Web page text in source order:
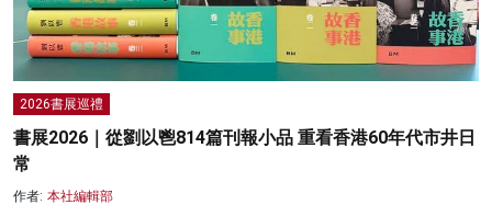
2026書展巡禮
書展2026｜從劉以鬯814篇刊報小品 重看香港60年代市井日
常
作者: 本社編輯部